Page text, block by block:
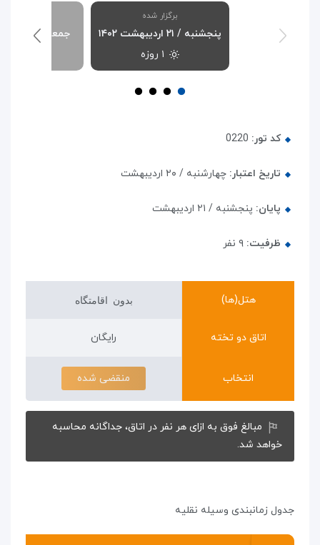
برگزار شده
پنجشنبه / ۲۱ اردیبهشت ۱۴۰۲
۱ روزه
جمعه / ۲۲ اردیبهشت ۱۴۰۲
کد تور: 0220
تاریخ اعتبار: چهارشنبه / ۲۰ اردیبهشت
پایان: پنجشنبه / ۲۱ اردیبهشت
ظرفیت: ۹ نفر
هتل(ها) بدون اقامتگاه
اتاق دو تخته رایگان
انتخاب منقضی شده
مبالغ فوق به ازای هر نفر در اتاق، جداگانه محاسبه
خواهد شد.
جدول زمانبندی وسیله نقلیه